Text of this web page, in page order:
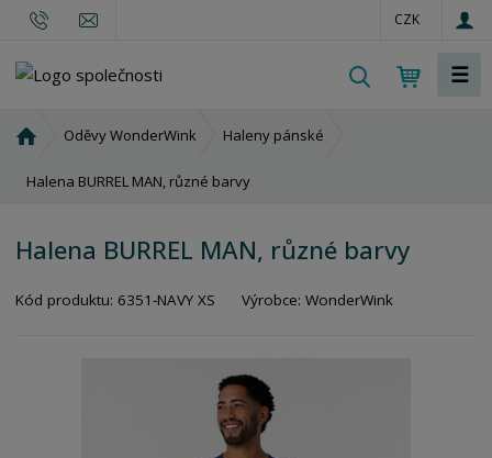
CZK
t
☰
o
í
t
Oděvy WonderWink Haleny pánské
Halena BURREL MAN, různé barvy
Halena BURREL MAN, různé barvy
Kód produktu: 6351-NAVY XS Výrobce:WonderWink